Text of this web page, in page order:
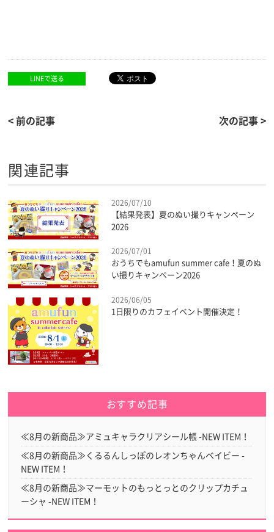
LINEで送る
< 前の記事 次の記事 >
関連記事
2026/07/10
【結果発表】夏のぬい撮りキャンペーン
2026
2026/07/01
おうちでもamufun summer cafe！夏のぬ
い撮りキャンペーン2026
2026/06/05
1日限りのカフェイベント開催決定！
おすすめ記事
≪8月の新商品≫アミュキャラクリアシール帳 -NEW ITEM！
≪8月の新商品≫くるるんしっぽのレオンちゃんベイビー -
NEW ITEM！
≪8月の新商品≫マーモットのもっとっとのクリップカチュ
ーシャ -NEW ITEM！